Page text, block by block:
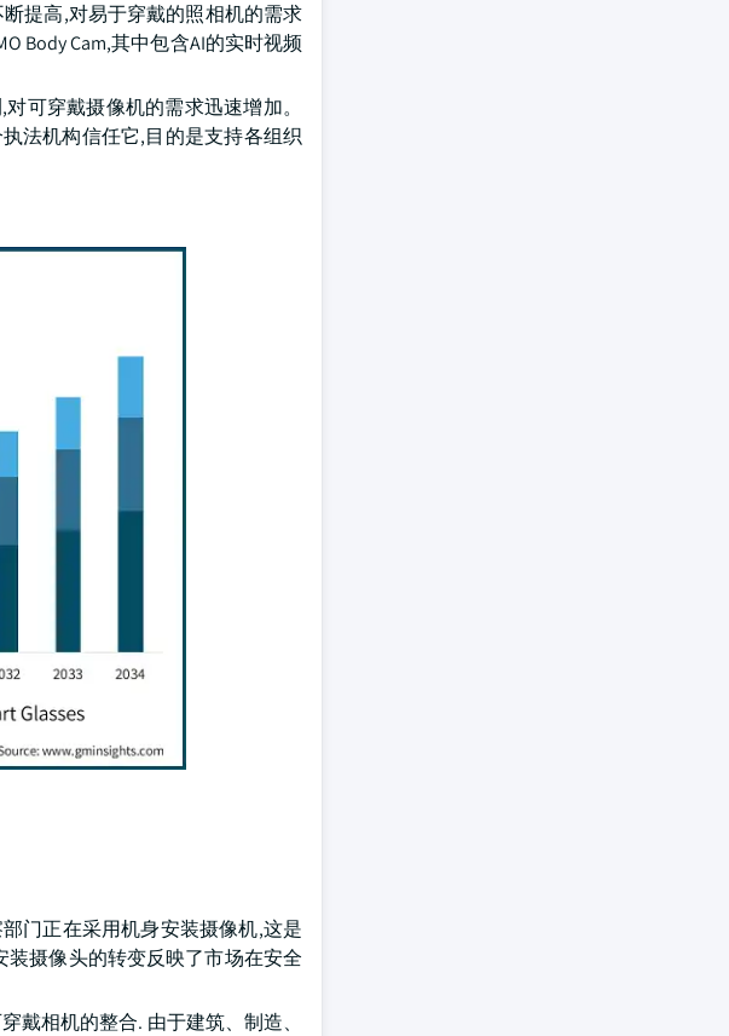
提高,对易于穿戴的照相机的需求
Body Cam,其中包含AI的实时视频
可穿戴摄像机的需求迅速增加。
法机构信任它,目的是支持各组织
门正在采用机身安装摄像机,这是
装摄像头的转变反映了市场在安全
戴相机的整合. 由于建筑、制造、